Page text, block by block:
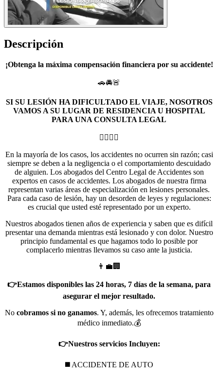
Descripción
¡Obtenga la máxima compensación financiera por su accidente!
🚗🚘🚨
SI SU LESIÓN HA DIFICULTADO EL VIAJE, NOSOTROS
VAMOS A SU LUGAR DE RESIDENCIA U HOSPITAL
PARA UNA CONSULTA LEGAL
👨‍⚖️⚖️⚖️
En la mayoría de los casos, los accidentes no ocurren sin razón; casi
siempre se deben a la negligencia o el comportamiento descuidado
de alguien. Los abogados del Centro Legal de Accidentes son
expertos en casos de accidentes. Los abogados de nuestra firma
representan varias áreas de especialización en lesiones personales.
Para cada caso de lesión, hay un desorden de leyes y regulaciones:
es crucial que usted esté representado por un experto.
Nuestros abogados tienen años de experiencia y saben que es difícil
presentar una demanda mientras está lesionado y con dolor. Nuestro
principio fundamental es que hagamos todo lo posible por
complacerlo mientras llevamos su caso ante la justicia.
👨‍💼🏢
👉Estamos disponibles las 24 horas, 7 días de la semana, para
asegurar el mejor resultado.
No cobramos si no ganamos. Y, además, les ofrecemos tratamiento
médico inmediato.💰
👉Nuestros servicios Incluyen:
◼️ ACCIDENTE DE AUTO